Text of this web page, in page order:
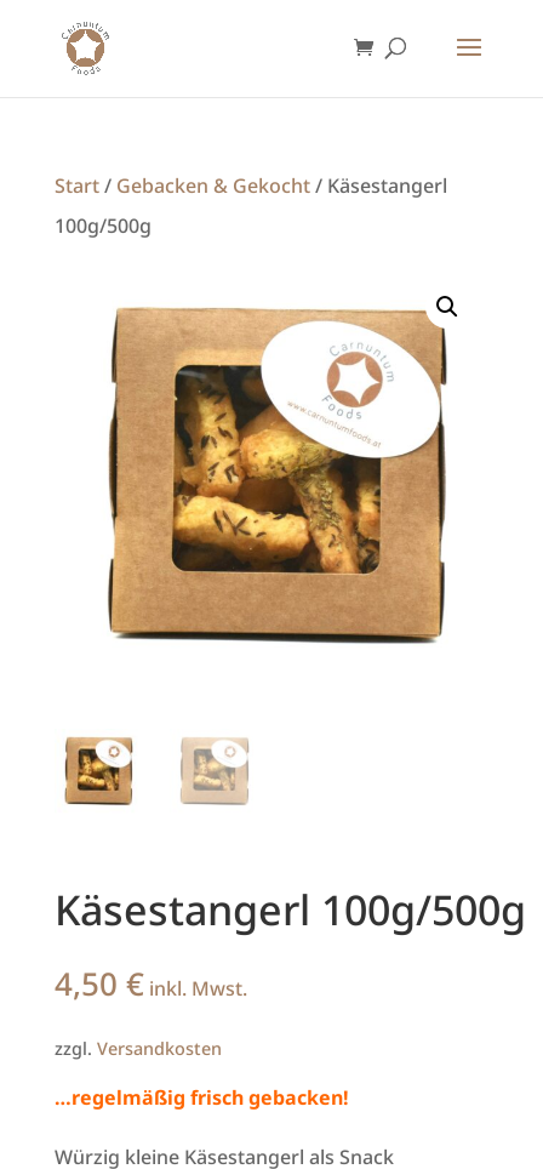
Start/ Gebacken & Gekocht/ Käsestangerl
100g/500g
Käsestangerl 100g/500g
4,50 € inkl. Mwst.
zzgl. Versandkosten
…regelmäßig frisch gebacken!
Würzig kleine Käsestangerl als Snack